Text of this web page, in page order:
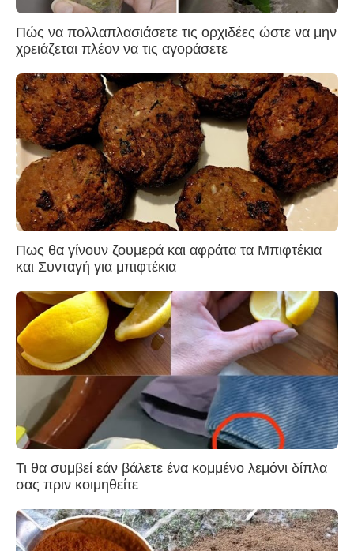
Πώς να πολλαπλασιάσετε τις ορχιδέες ώστε να μην
χρειάζεται πλέον να τις αγοράσετε
Πως θα γίνουν ζουμερά και αφράτα τα Μπιφτέκια
και Συνταγή για μπιφτέκια
Τι θα συμβεί εάν βάλετε ένα κομμένο λεμόνι δίπλα
σας πριν κοιμηθείτε